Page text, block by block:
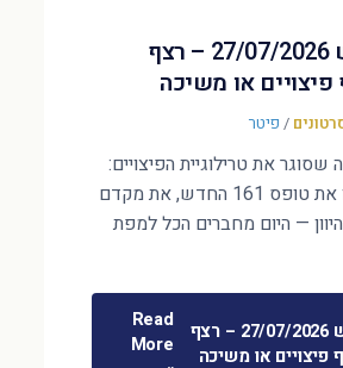
חזק בעו״ש 27/07/2026 – רצף
או משיכה
/ פיטר
שסוגר את טרילוגיית הפיצויים:
אחרי שלמדנו את טופס 161 החדש, את מקדם
ההיוון — היום מחברים הכל למפת
חזק בעו״ש 27/07/2026 – רצף
או משיכה
Read
More